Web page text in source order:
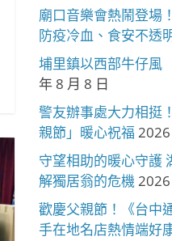
廟口音樂會熱鬧登場
防疫冷血、食安不透
埔里鎮以西部牛仔
年 8 月 8 日
警友辦事處大力相挺
親節」暖心祝福 2026
守望相助的暖心守護
解獨居翁的危機2026
歡慶父親節！《台中
手在地名店熱情端好